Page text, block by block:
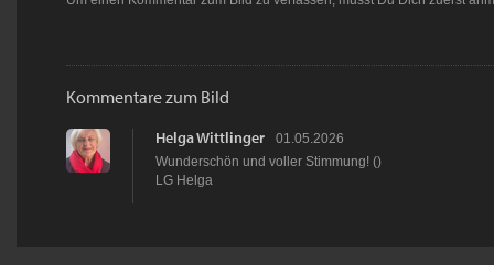
Kommentare zum Bild
Helga Wittlinger
01.05.2026
Wunderschön und voller Stimmung! ()
LG Helga